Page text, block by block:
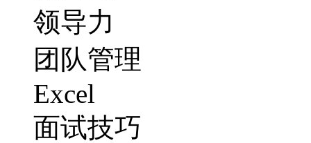
领导力
团队管理
Excel
面试技巧